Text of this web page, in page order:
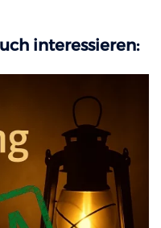
interessieren: